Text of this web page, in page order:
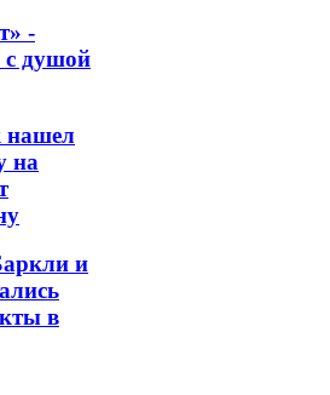
-
с душой
нашел
на
и
в